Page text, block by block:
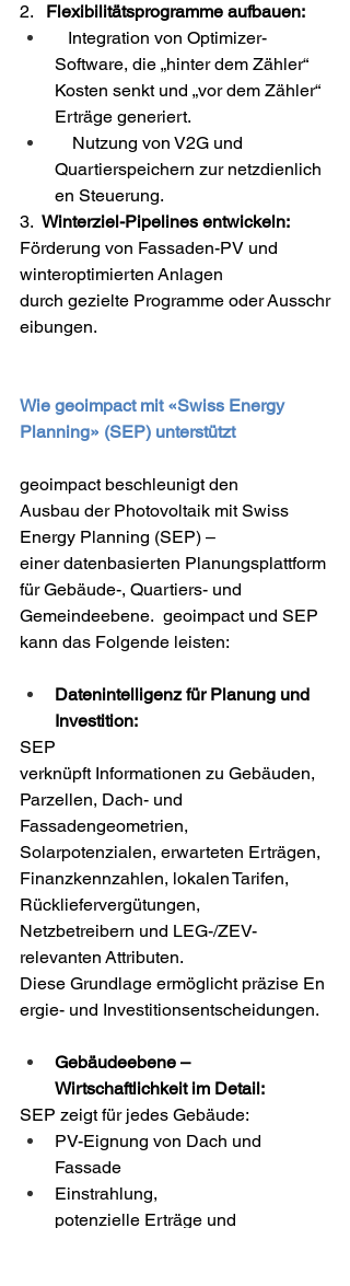
2. Flexibilitätsprogramme aufbauen:
Integration von Optimizer-
Software, die „hinter dem Zähler“
Kosten senkt und „vor dem Zähler“
Erträge generiert.
Nutzung von V2G und
Quartierspeichern zur netzdienlich
en Steuerung.
3. Winterziel-Pipelines entwickeln:
Förderung von Fassaden-PV und
winteroptimierten Anlagen
durch gezielte Programme oder Ausschr
eibungen.
Wie geoimpact mit «Swiss Energy
Planning» (SEP) unterstützt
geoimpact beschleunigt den
Ausbau der Photovoltaik mit Swiss
Energy Planning (SEP) –
einer datenbasierten Planungsplattform
für Gebäude-, Quartiers- und
Gemeindeebene.  geoimpact und SEP
kann das Folgende leisten:
Datenintelligenz für Planung und
Investition:
SEP
verknüpft Informationen zu Gebäuden,
Parzellen, Dach- und
Fassadengeometrien,
Solarpotenzialen, erwarteten Erträgen,
Finanzkennzahlen, lokalen Tarifen,
Rückliefervergütungen,
Netzbetreibern und LEG-/ZEV-
relevanten Attributen.
Diese Grundlage ermöglicht präzise En
ergie- und Investitionsentscheidungen.
Gebäudeebene –
Wirtschaftlichkeit im Detail:
SEP zeigt für jedes Gebäude:
PV-Eignung von Dach und
Fassade
Einstrahlung,
potenzielle Erträge und